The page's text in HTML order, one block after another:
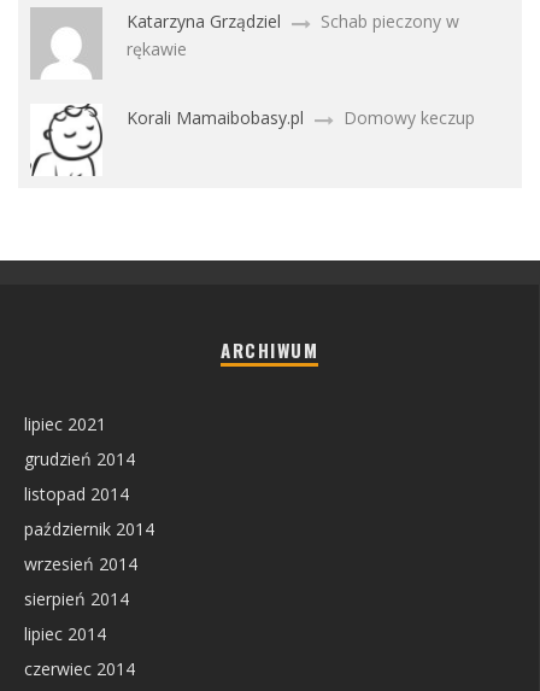
Katarzyna Grządziel
Schab pieczony w
rękawie
Korali Mamaibobasy.pl Domowy keczup
ARCHIWUM
lipiec 2021
grudzień 2014
listopad 2014
październik 2014
wrzesień 2014
sierpień 2014
lipiec 2014
czerwiec 2014